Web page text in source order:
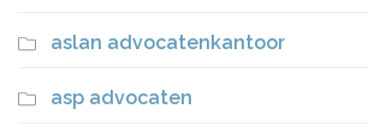
aslan advocatenkantoor
asp advocaten